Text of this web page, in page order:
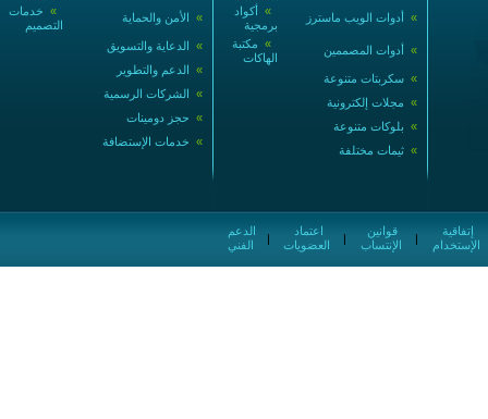
» خدمات
التصميم
» الأمن والحماية
» الدعاية والتسويق
» الدعم والتطوير
» الشركات الرسمية
» حجز دومينات
» خدمات الإستضافة
» أكواد
برمجية
» أدوات الويب ماسترز
» مكتبة
الهاكات
» أدوات المصممين
» سكربتات متنوعة
» مجلات إلكترونية
» بلوكات متنوعة
» ثيمات مختلفة
الفني
|
العضويات
|
الإنتساب
|
الإستخدام